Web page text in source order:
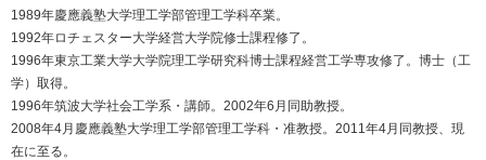
1989年慶應義塾大学理工学部管理工学科卒業。
1992年ロチェスター大学経営大学院修士課程修了。
1996年東京工業大学大学院理工学研究科博士課程経営工学専攻修了。博士（工
学）取得。
1996年筑波大学社会工学系・講師。2002年6月同助教授。
2008年4月慶應義塾大学理工学部管理工学科・准教授。2011年4月同教授、現
在に至る。